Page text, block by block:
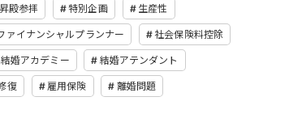
殿参拝 特別企画 生産性
ァイナンシャルプランナー 社会保険料控除
結婚アカデミー 結婚アテンダント
復 雇用保険 離婚問題